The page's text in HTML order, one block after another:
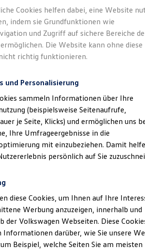
Angebote
Leasing
Gebrauchtwagen-Leasing
Leasing
Leasing
ohne Anzahlung
mit Schlussrate
und Garantien
Class bei Volkswagen
Gewinn
der ID. Modelle
Impressum & Rechtliches
Cookies helfen dabei, eine Website
indem sie Grundfunktionen wie
und Zugriff auf sichere Bereiche
Die Website kann ohne diese
richtig funktionieren.
und Personalisierung
sammeln Informationen über Ihre
(beispielsweise Seitenaufrufe,
je Seite, Klicks) und ermöglichen uns
Ihre Umfrageergebnisse in die
mit einzubeziehen. Damit
persönlich auf Sie
diese Cookies, um Ihnen auf Ihre
Werbung anzuzeigen, innerhalb und
der Volkswagen Webseiten. Diese
Informationen darüber, wie Sie unsere
Beispiel, welche Seiten Sie am meisten